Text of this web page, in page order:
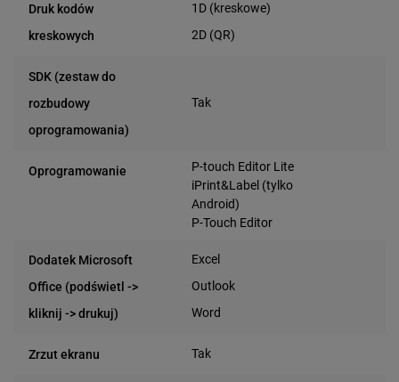
Druk kodów
kreskowych
1D (kreskowe)
2D (QR)
SDK (zestaw do
rozbudowy
oprogramowania)
Tak
Oprogramowanie
P-touch Editor Lite
iPrint&Label (tylko
Android)
P-Touch Editor
Dodatek Microsoft
Office (podświetl ->
kliknij -> drukuj)
Excel
Outlook
Word
Zrzut ekranu Tak